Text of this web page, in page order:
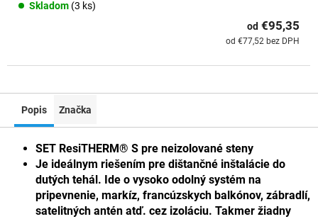
Skladom (3 ks)
od €77,52 bez DPH
od €95,35
Popis Značka
SET ResiTHERM® S pre neizolované steny
Je ideálnym riešením pre dištančné inštalácie do
dutých tehál. Ide o vysoko odolný systém na
pripevnenie, markíz, francúzskych balkónov, zábradlí,
satelitných antén atď. cez izoláciu. Takmer žiadny